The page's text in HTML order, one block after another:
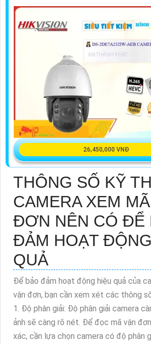
26,450,000 VNĐ
THÔNG SỐ KỸ
CAMERA XEM
ĐƠN NÊN CÓ ĐỂ
ĐẢM HOẠT
QUẢ
Để bảo đảm hoạt động hiệu quả của
vận đơn, bạn cần xem xét các thông
1. Độ phân giải: Độ phân giải camera
ảnh sẽ càng rõ nét. Để đọc mã vận
xác, cần lựa chọn camera có độ phân